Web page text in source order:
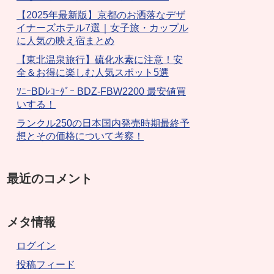
【2025年最新版】京都のお洒落なデザ
イナーズホテル7選｜女子旅・カップル
に人気の映え宿まとめ
【東北温泉旅行】硫化水素に注意！安
全＆お得に楽しむ人気スポット5選
ｿﾆｰBDﾚｺｰﾀﾞｰ BDZ-FBW2200 最安値買
いする！
ランクル250の日本国内発売時期最終予
想とその価格について考察！
最近のコメント
メタ情報
ログイン
投稿フィード